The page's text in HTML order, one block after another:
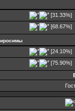
[31.33%]
[68.67%]
[24.10%]
[75.90%]